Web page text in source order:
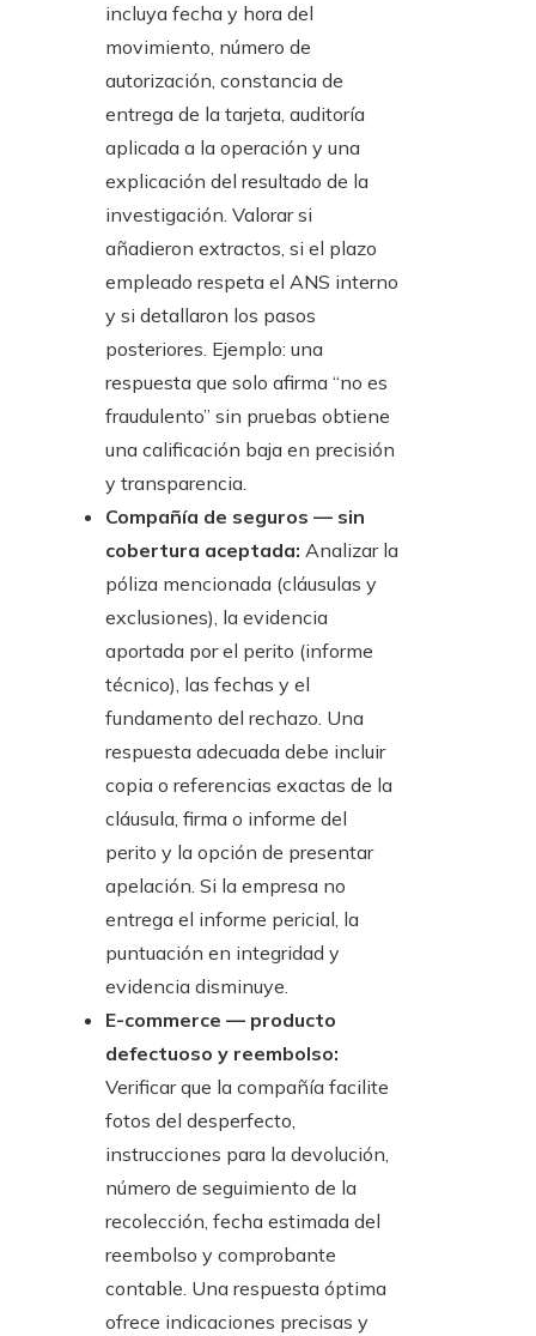
incluya fecha y hora del
movimiento, número de
autorización, constancia de
entrega de la tarjeta, auditoría
aplicada a la operación y una
explicación del resultado de la
investigación. Valorar si
añadieron extractos, si el plazo
empleado respeta el ANS interno
y si detallaron los pasos
posteriores. Ejemplo: una
respuesta que solo afirma “no es
fraudulento” sin pruebas obtiene
una calificación baja en precisión
y transparencia.
Compañía de seguros — sin
cobertura aceptada: Analizar la
póliza mencionada (cláusulas y
exclusiones), la evidencia
aportada por el perito (informe
técnico), las fechas y el
fundamento del rechazo. Una
respuesta adecuada debe incluir
copia o referencias exactas de la
cláusula, firma o informe del
perito y la opción de presentar
apelación. Si la empresa no
entrega el informe pericial, la
puntuación en integridad y
evidencia disminuye.
E-commerce — producto
defectuoso y reembolso:
Verificar que la compañía facilite
fotos del desperfecto,
instrucciones para la devolución,
número de seguimiento de la
recolección, fecha estimada del
reembolso y comprobante
contable. Una respuesta óptima
ofrece indicaciones precisas y